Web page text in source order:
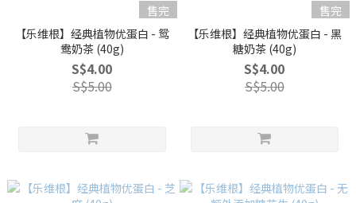
售完
【乐维根】经典植物优蛋白 - 鸳
鸯奶茶 (40g)
S$4.00
S$5.00
售完
【乐维根】经典植物优蛋白 - 黑
糖奶茶 (40g)
S$4.00
S$5.00